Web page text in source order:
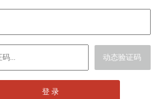
动态验证码
登 录